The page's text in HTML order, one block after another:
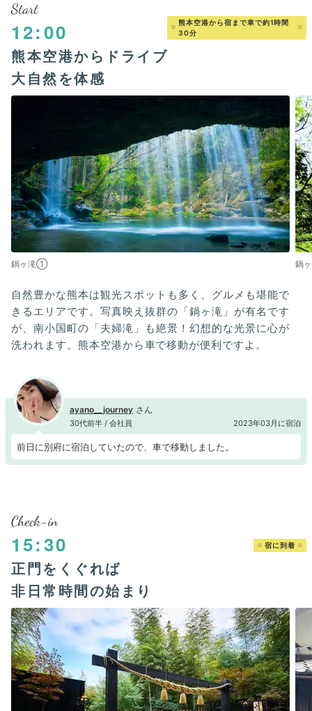
Start
12:00
熊本空港から宿まで車で約1時間
30分
熊本空港からドライブ
大自然を体感
鍋ヶ滝① 鍋
自然豊かな熊本は観光スポットも多く、グルメも堪能で
きるエリアです。写真映え抜群の「鍋ヶ滝」が有名です
が、南小国町の「夫婦滝」も絶景！幻想的な光景に心が
洗われます。熊本空港から車で移動が便利ですよ。
ayano__journey
30代前半 / 会社員 2023年03月に宿泊
前日に別府に宿泊していたので、車で移動しました。
Check-in
15:30 宿に到着
正門をくぐれば
非日常時間の始まり